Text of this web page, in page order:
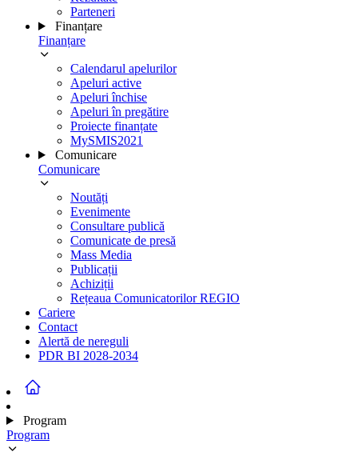
Parteneri
Finanțare
Finanțare
Calendarul apelurilor
Apeluri active
Apeluri închise
Apeluri în pregătire
Proiecte finanțate
MySMIS2021
Comunicare
Comunicare
Noutăți
Evenimente
Consultare publică
Comunicate de presă
Mass Media
Publicații
Achiziții
Rețeaua Comunicatorilor REGIO
Cariere
Contact
Alertă de nereguli
PDR BI 2028-2034
Program
Program